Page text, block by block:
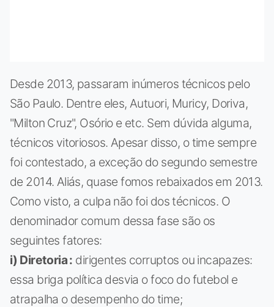
Desde 2013, passaram inúmeros técnicos pelo
São Paulo. Dentre eles, Autuori, Muricy, Doriva,
"Milton Cruz", Osório e etc. Sem dúvida alguma,
técnicos vitoriosos. Apesar disso, o time sempre
foi contestado, a exceção do segundo semestre
de 2014. Aliás, quase fomos rebaixados em 2013.
Como visto, a culpa não foi dos técnicos. O
denominador comum dessa fase são os
seguintes fatores:
i) Diretoria : dirigentes corruptos ou incapazes:
essa briga política desvia o foco do futebol e
atrapalha o desempenho do time;